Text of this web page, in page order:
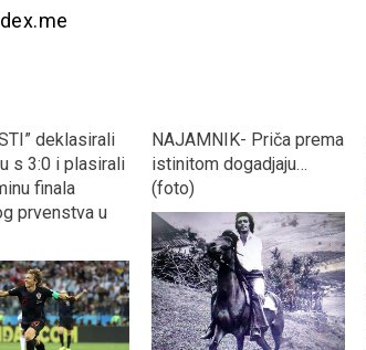
deklasirali
s 3:0 i plasirali
finala
prvenstva u
NAJAMNIK- Priča prema
istinitom dogadjaju…
(foto)